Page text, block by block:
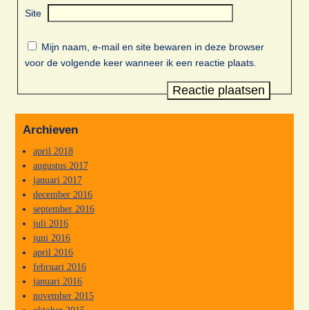
Site
Mijn naam, e-mail en site bewaren in deze browser
voor de volgende keer wanneer ik een reactie plaats.
Archieven
april 2018
augustus 2017
januari 2017
december 2016
september 2016
juli 2016
juni 2016
april 2016
februari 2016
januari 2016
november 2015